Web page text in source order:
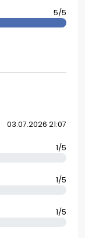
5/5
03.07.2026 21:07
1/5
1/5
1/5